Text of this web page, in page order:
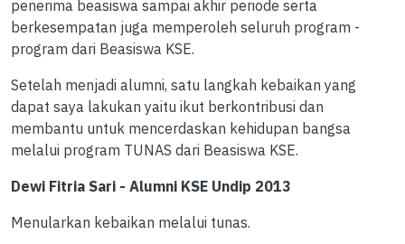
penerima beasiswa sampai akhir periode serta
berkesempatan juga memperoleh seluruh program -
program dari Beasiswa KSE.
Setelah menjadi alumni, satu langkah kebaikan yang
dapat saya lakukan yaitu ikut berkontribusi dan
membantu untuk mencerdaskan kehidupan bangsa
melalui program TUNAS dari Beasiswa KSE.
Dewi Fitria Sari - Alumni KSE Undip 2013
Menularkan kebaikan melalui tunas.